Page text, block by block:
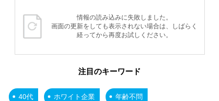
情報の読み込みに失敗しました。
画面の更新をしても表示されない場合は、しばらく
経ってから再度お試しください。
注目のキーワード
40代 ホワイト企業 年齢不問